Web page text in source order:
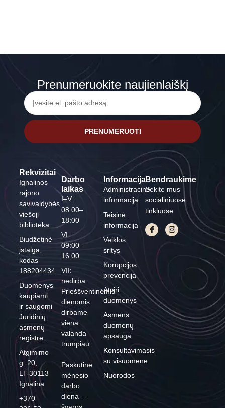
Prenumeruokite naujienlaiškį
PRENUMERUOTI
Rekvizitai
Ignalinos
rajono
savivaldybės
viešoji
biblioteka
Biudžetinė
įstaiga,
kodas
188204434
Duomenys
kaupiami
ir saugomi
Juridinių
asmenų
registre.
Atgimimo
g. 20,
LT-30113
Ignalina
+370
Darbo
laikas
I–V:
08:00–
18:00
VI:
09:00–
16:00
VII:
nedirba
Prieššventinėmis
dienomis
dirbame
viena
valanda
trumpiau.
Paskutinė
mėnesio
darbo
diena –
Informacija
Administracinė
informacija
Teisinė
informacija
Veiklos
sritys
Korupcijos
prevencija
Atviri
duomenys
Asmens
duomenų
apsauga
Konsultavimasis
su visuomene
Nuorodos
Bendraukime
Sekite mus
socialiniuose
tinkluose